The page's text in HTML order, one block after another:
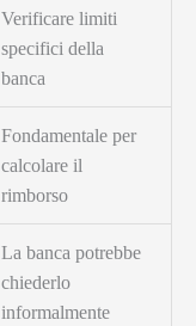
Verificare limiti
specifici della
banca
Fondamentale per
calcolare il
rimborso
La banca potrebbe
chiederlo
informalmente